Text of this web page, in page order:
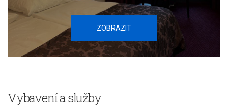
ZOBRAZIT
Vybavení a služby